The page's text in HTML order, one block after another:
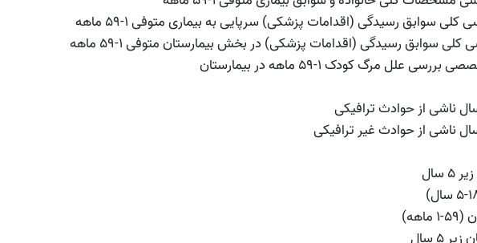
سوابق رسیدگی (اقدامات پزشکی) سرپایی به بیماری متوفی 1-59 ماهه
سوابق رسیدگی (اقدامات پزشکی) در بخش بیمارستان متوفی 1-59 ماهه
مرگ کودک 1-59 ماهه در بیمارستان
سال